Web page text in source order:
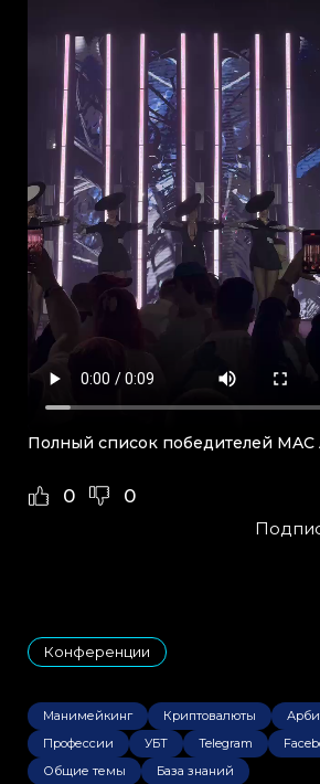
Полный список победителей MAC
0 0
Конференции
Манимейкинг Криптовалюты
Профессии
УБТ Telegram
Общие темы
База знаний